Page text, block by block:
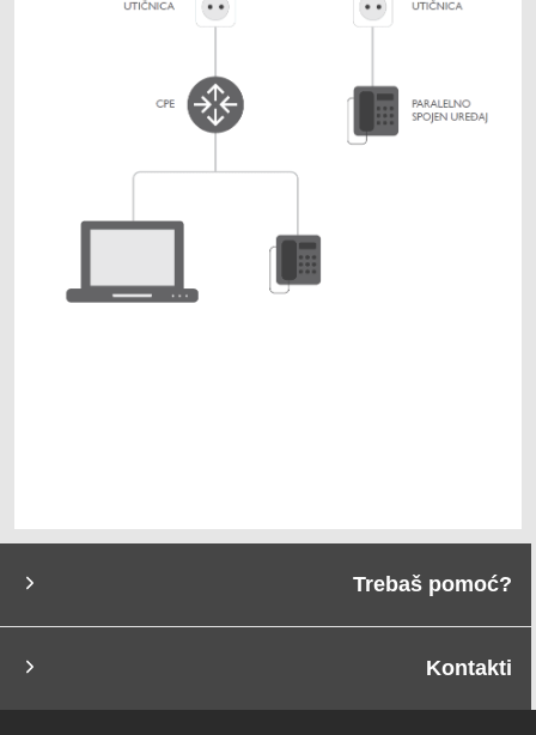
Trebaš pomoć?
Kontakti